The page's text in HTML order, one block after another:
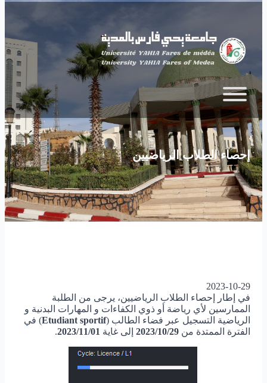
إحصاء الطلاب الرياضيين
2023-10-29
في إطار إحصاء الطلاب الرياضيين، يرجى من الطلبة
الممارسين لأي رياضة أو ذوي الكفاءات و المهارات البدنية و
الرياضية التسجيل عبر فضاء الطالب (Etudiant sportif) في
الفترة الممتدة من
إلى غاية 2023/11/01
.